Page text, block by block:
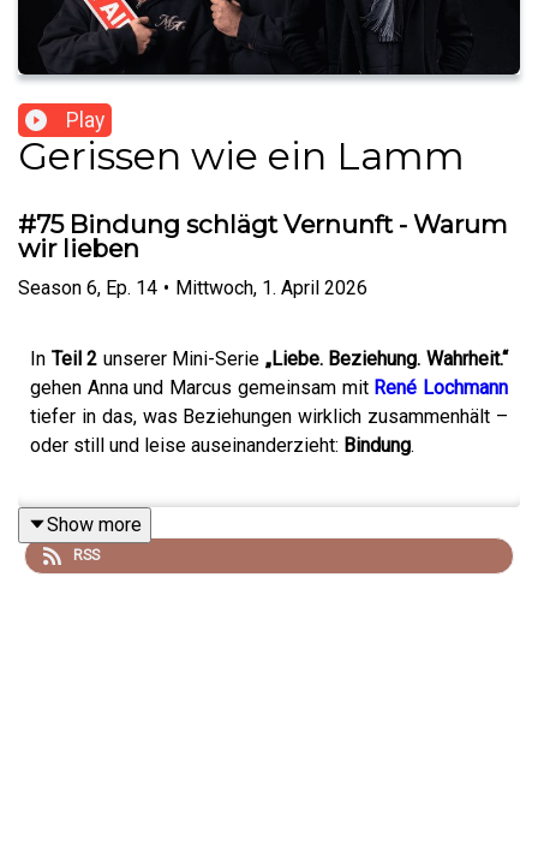
Play
Gerissen wie ein Lamm
#75 Bindung schlägt Vernunft - Warum
wir lieben
Season 6, Ep. 14 • Mittwoch, 1. April 2026
In Teil 2 unserer Mini-Serie „Liebe. Beziehung. Wahrheit.“
gehen Anna und Marcus gemeinsam mit René Lochmann
tiefer in das, was Beziehungen wirklich zusammenhält –
oder still und leise auseinanderzieht: Bindung.
Wir sprechen darüber, warum Bindung uns Sicherheit gibt
– und warum wir trotzdem manchmal in Beziehungen
Show more
RSS